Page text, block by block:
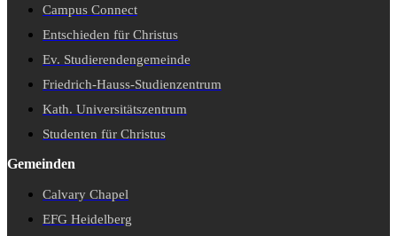
Campus Connect
Entschieden für Christus
Ev. Studierendengemeinde
Friedrich-Hauss-Studienzentrum
Kath. Universitätszentrum
Studenten für Christus
Gemeinden
Calvary Chapel
EFG Heidelberg